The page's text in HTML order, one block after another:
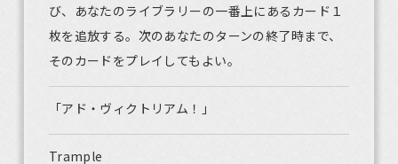
び、あなたのライブラリーの一番上にあるカード１
枚を追放する。次のあなたのターンの終了時まで、
そのカードをプレイしてもよい。
「アド・ヴィクトリアム！」
Trample